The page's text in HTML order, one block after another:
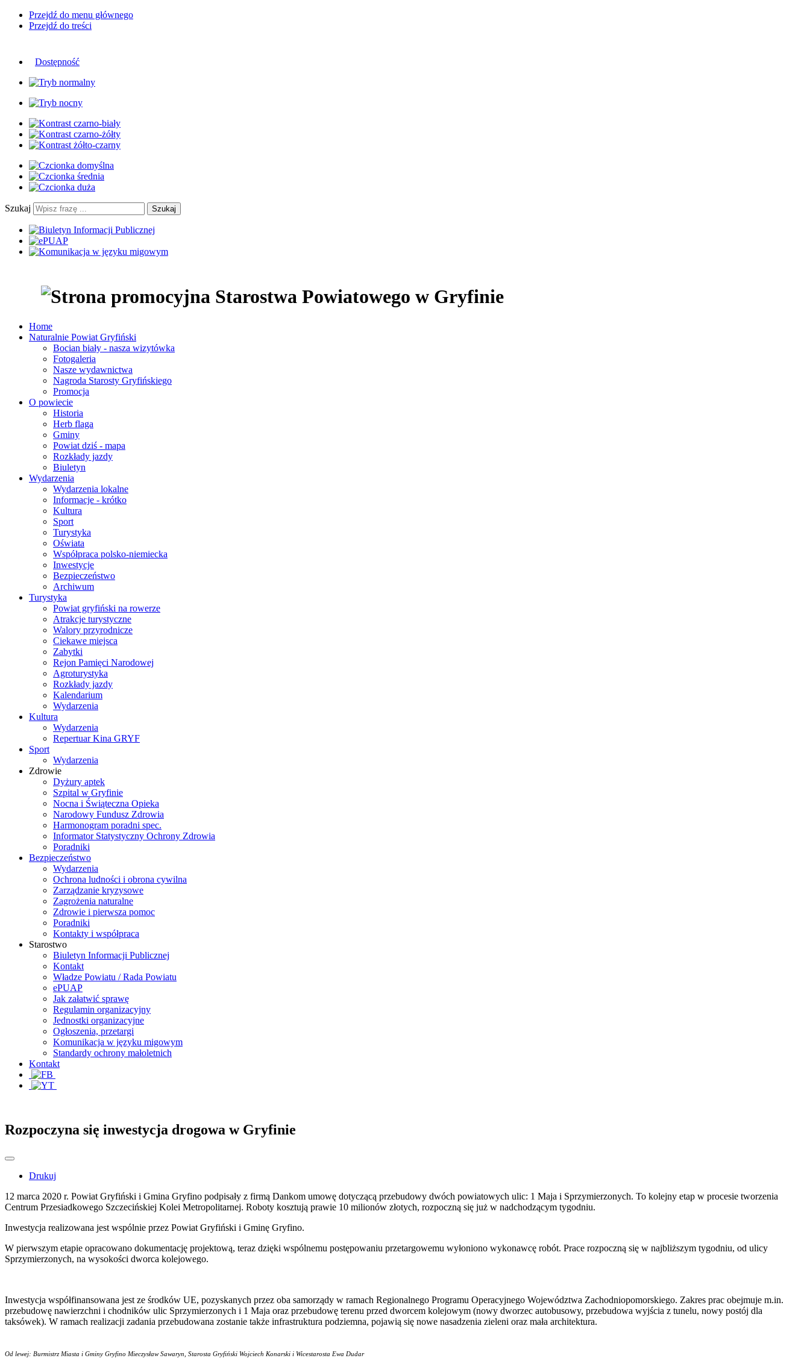
Przejdź do menu głównego
Przejdź do treści
Dostępność
Szukaj Szukaj
Home
Naturalnie Powiat Gryfiński
Bocian biały - nasza wizytówka
Fotogaleria
Nasze wydawnictwa
Nagroda Starosty Gryfińskiego
Promocja
O powiecie
Historia
Herb flaga
Gminy
Powiat dziś - mapa
Rozkłady jazdy
Biuletyn
Wydarzenia
Wydarzenia lokalne
Informacje - krótko
Kultura
Sport
Turystyka
Oświata
Współpraca polsko-niemiecka
Inwestycje
Bezpieczeństwo
Archiwum
Turystyka
Powiat gryfiński na rowerze
Atrakcje turystyczne
Walory przyrodnicze
Ciekawe miejsca
Zabytki
Rejon Pamięci Narodowej
Agroturystyka
Rozkłady jazdy
Kalendarium
Wydarzenia
Kultura
Wydarzenia
Repertuar Kina GRYF
Sport
Wydarzenia
Zdrowie
Dyżury aptek
Szpital w Gryfinie
Nocna i Świąteczna Opieka
Narodowy Fundusz Zdrowia
Harmonogram poradni spec.
Informator Statystyczny Ochrony Zdrowia
Poradniki
Bezpieczeństwo
Wydarzenia
Ochrona ludności i obrona cywilna
Zarządzanie kryzysowe
Zagrożenia naturalne
Zdrowie i pierwsza pomoc
Poradniki
Kontakty i współpraca
Starostwo
Biuletyn Informacji Publicznej
Kontakt
Władze Powiatu / Rada Powiatu
ePUAP
Jak załatwić sprawę
Regulamin organizacyjny
Jednostki organizacyjne
Ogłoszenia, przetargi
Komunikacja w języku migowym
Standardy ochrony małoletnich
Kontakt
Rozpoczyna się inwestycja drogowa w Gryfinie
Drukuj
12 marca 2020 r. Powiat Gryfiński i Gmina Gryfino podpisały z firmą Dankom umowę dotyczącą przebudowy dwóch powiatowych ulic: 1 Maja i Sprzymierzonych. To kolejny etap w procesie tworzenia
Centrum Przesiadkowego Szczecińskiej Kolei Metropolitarnej. Roboty kosztują prawie 10 milionów złotych, rozpoczną się już w nadchodzącym tygodniu.
Inwestycja realizowana jest wspólnie przez Powiat Gryfiński i Gminę Gryfino.
W pierwszym etapie opracowano dokumentację projektową, teraz dzięki wspólnemu postępowaniu przetargowemu wyłoniono wykonawcę robót. Prace rozpoczną się w najbliższym tygodniu, od ulicy
Sprzymierzonych, na wysokości dworca kolejowego.
Inwestycja współfinansowana jest ze środków UE, pozyskanych przez oba samorządy w ramach Regionalnego Programu Operacyjnego Województwa Zachodniopomorskiego. Zakres prac obejmuje m.in.
przebudowę nawierzchni i chodników ulic Sprzymierzonych i 1 Maja oraz przebudowę terenu przed dworcem kolejowym (nowy dworzec autobusowy, przebudowa wyjścia z tunelu, nowy postój dla
taksówek). W ramach realizacji zadania przebudowana zostanie także infrastruktura podziemna, pojawią się nowe nasadzenia zieleni oraz mała architektura.
Od lewej: Burmistrz Miasta i Gminy Gryfino Mieczysław Sawaryn, Starosta Gryfiński Wojciech Konarski i Wicestarosta Ewa Dudar